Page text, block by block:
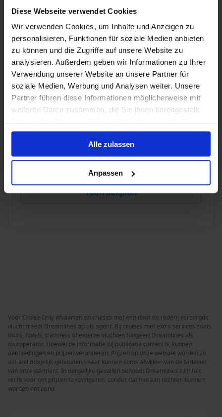
Diese Webseite verwendet Cookies
Wir verwenden Cookies, um Inhalte und Anzeigen zu
personalisieren, Funktionen für soziale Medien anbieten
zu können und die Zugriffe auf unsere Website zu
analysieren. Außerdem geben wir Informationen zu Ihrer
Verwendung unserer Website an unsere Partner für
soziale Medien, Werbung und Analysen weiter. Unsere
Partner führen diese Informationen möglicherweise mit
weiteren Daten zusammen, die Sie ihnen bereitgestellt
gesammelt haben.
Alle zulassen
Anpassen
1 / 1
Alisa
Geniet van ontspannen riviercruises aan boord van de
Alisa. Stijlvol comfort, persoonlijke sfeer en
afwisselende indrukken maken elke reis bijzonder.
Gerenoveerd in:
Munteenheid:
EUR
Toon dekplan
Voor Cruise Only afvaarten en cruises met een door de rederij verzorgde
vlucht treedt Dreamlines op als agent. Bij cruises met extra services zoals
tours, hotels, transfers of externe vluchten fungeert Dreamlines als
touroperator. Hoewel de informatie bij publicatie correct is, kunnen
aanbiedingen en prijzen veranderen. Prijzen op onze website worden zo
actueel mogelijk gehouden, maar kunnen soms afwijken van de tarieven
van onze partners. In dergelijke gevallen behoudt Dreamlines zich het
recht voor om prijzen te corrigeren, zonder dat hieraan rechten kunnen
worden ontleend.